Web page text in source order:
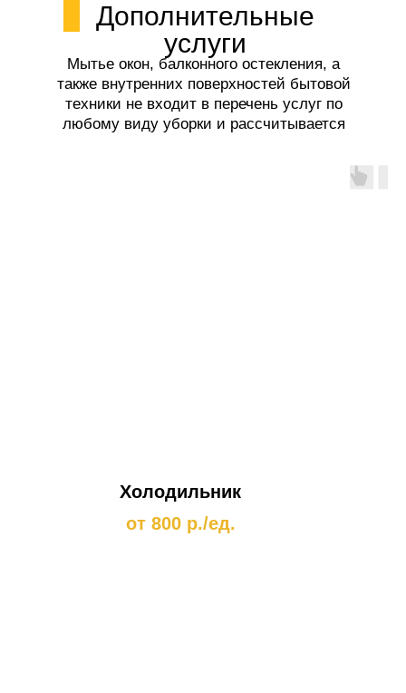
Дополнительные
услуги
Мытье окон, балконного остекления, а
также внутренних поверхностей бытовой
техники не входит в перечень услуг по
любому виду уборки и рассчитывается
Холодильник
от 800 р./ед.